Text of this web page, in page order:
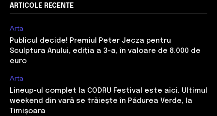
ARTICOLE RECENTE
Arta
Publicul decide! Premiul Peter Jecza pentru
Sculptura Anului, ediția a 3-a, în valoare de 8.000 de
euro
Arta
Lineup-ul complet la CODRU Festival este aici. Ultimul
weekend din vară se trăiește în Pădurea Verde, la
Timișoara